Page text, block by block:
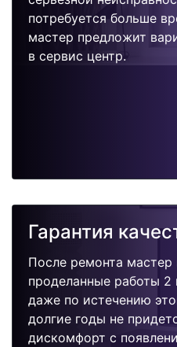
потребуется больше
мастер предложит
в сервис центр.
Гарантия
После ремонта мастер
проделанные работы 2
даже по истечению
долгие годы не
дискомфорт с